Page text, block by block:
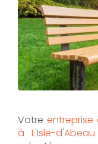
Votre
à L'Isle-d'Abeau